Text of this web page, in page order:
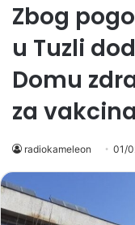
Zbog
u Tuzli
Domu
za
radiokameleon 01/